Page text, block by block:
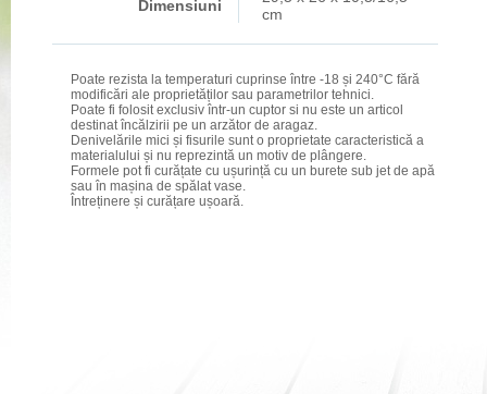
Dimensiuni
cm
Poate rezista la temperaturi cuprinse între -18 și 240°C fără
modificări ale proprietăților sau parametrilor tehnici.
Poate fi folosit exclusiv într-un cuptor si nu este un articol
destinat încălzirii pe un arzător de aragaz.
Denivelările mici și fisurile sunt o proprietate caracteristică a
materialului și nu reprezintă un motiv de plângere.
Formele pot fi curățate cu ușurință cu un burete sub jet de apă
sau în mașina de spălat vase.
Întreținere și curățare ușoară.